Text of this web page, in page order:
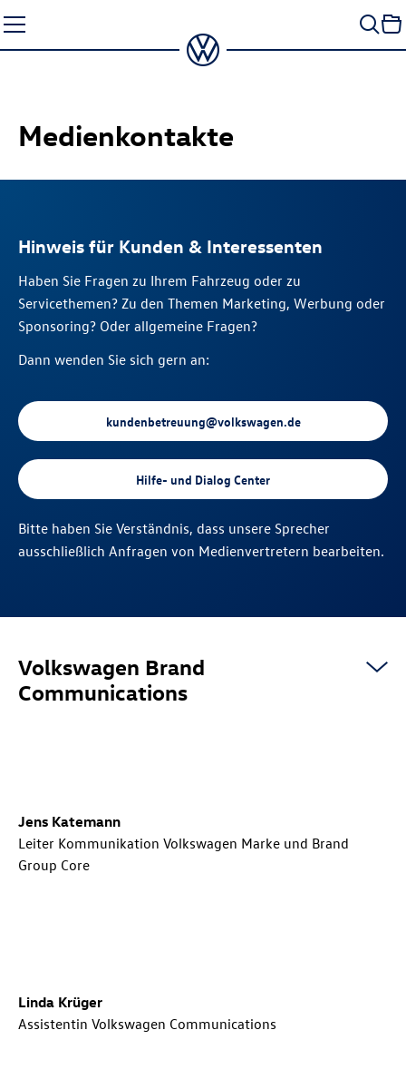
Seiteninhalt
springen
Medienkontakte
Hinweis für Kunden & Interessenten
Haben Sie Fragen zu Ihrem Fahrzeug oder zu
Servicethemen? Zu den Themen Marketing, Werbung oder
Sponsoring? Oder allgemeine Fragen?
Dann wenden Sie sich gern an:
kundenbetreuung@volkswagen.de
Hilfe- und Dialog Center
Bitte haben Sie Verständnis, dass unsere Sprecher
ausschließlich Anfragen von Medienvertretern bearbeiten.
Volkswagen Brand
Communications
Jens Katemann
Leiter Kommunikation Volkswagen Marke und Brand
Group Core
Linda Krüger
Assistentin Volkswagen Communications